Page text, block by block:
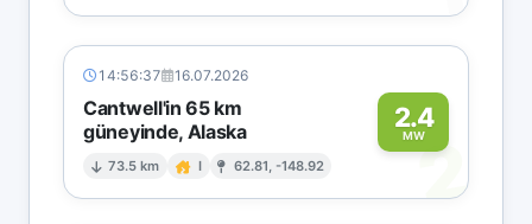
14:56:37 16.07.2026
Cantwell'in 65 km
güneyinde, Alaska
73.5 km I 62.81, -148.92
2.4
MW2